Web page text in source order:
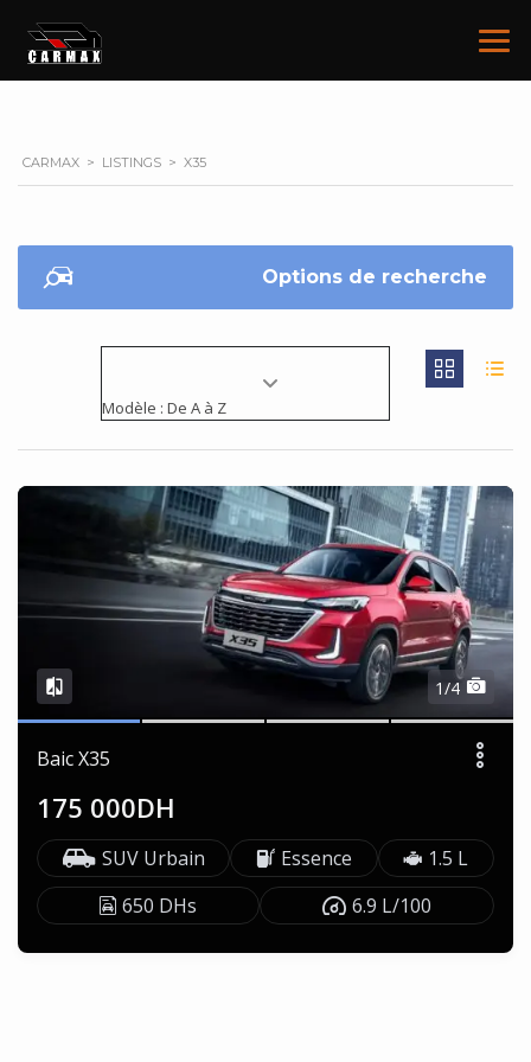
CARMAX > LISTINGS > X35
Options de recherche
Modèle : De A à Z
1/4
Baic X35
175 000DH
SUV Urbain Essence
1.5 L
650 DHs
6.9 L/100